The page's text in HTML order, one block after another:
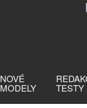
NOVÉ
MODELY TESTY